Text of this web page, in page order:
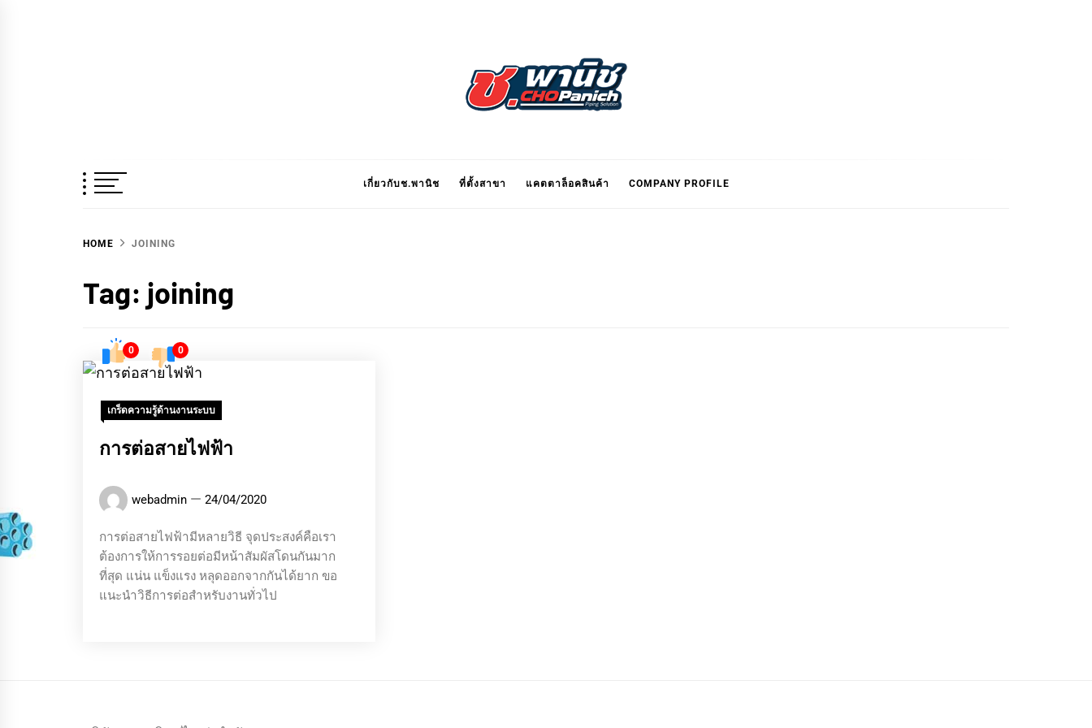
ช.พานิช CHOPANICH
เกี่ยวกับช.พานิช ที่ตั้งสาขา แคตตาล็อคสินค้า COMPANY PROFILE
HOME JOINING
Tag: joining
0 0
เกร็ดความรู้ด้านงานระบบ
การต่อสายไฟฟ้า
webadmin 24/04/2020
การต่อสายไฟฟ้ามีหลายวิธี จุดประสงค์คือเรา
ต้องการให้การรอยต่อมีหน้าสัมผัสโดนกันมาก
ที่สุด แน่น แข็งแรง หลุดออกจากกันได้ยาก ขอ
แนะนำวิธีการต่อสำหรับงานทั่วไป